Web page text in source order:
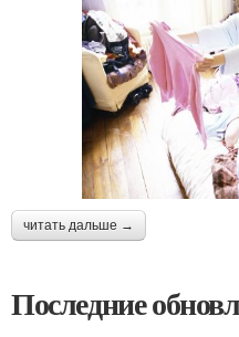
читать дальше →
Последние